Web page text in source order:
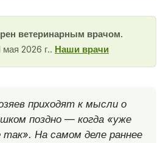
ветеринарным врачом.
мая 2026 г.. Наши врачи
приходят к мысли о
поздно — когда «уже
На самом деле раннее